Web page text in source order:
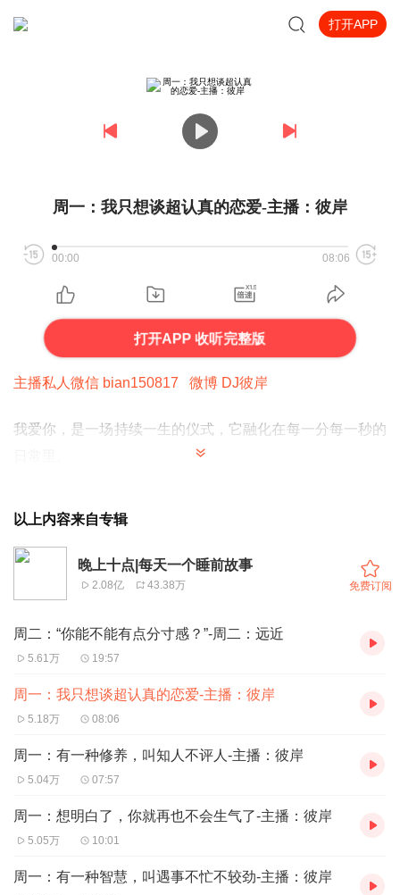
打开APP
周一：我只想谈超认真的恋爱-主播：彼岸
00:00 08:06
打开APP 收听完整版
主播私人微信 bian150817 微博 DJ彼岸
我爱你，是一场持续一生的仪式，它融化在每一分每一秒的
bgm: 最幸福的事，就是在喜欢你的每一天里，被你喜欢
文/末那大叔
以上内容来自专辑
晚上十点|每天一个睡前故事
2.08亿 43.38万 免费订阅
周二：“你能不能有点分寸感？”-周二：远近
5.61万 19:57
周一：我只想谈超认真的恋爱-主播：彼岸
5.18万 08:06
周一：有一种修养，叫知人不评人-主播：彼岸
5.04万 07:57
周一：想明白了，你就再也不会生气了-主播：彼岸
5.05万 10:01
周一：有一种智慧，叫遇事不忙不较劲-主播：彼岸